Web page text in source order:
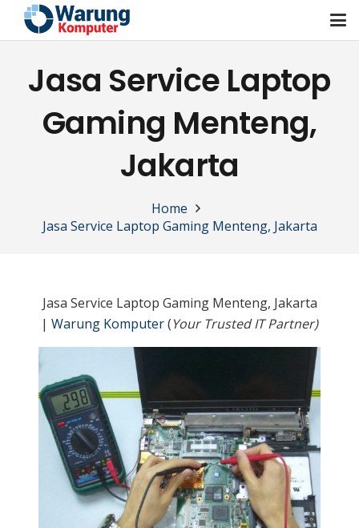
Jasa Service Laptop
Gaming Menteng,
Jakarta
Home
Jasa Service Laptop Gaming Menteng, Jakarta
Jasa Service Laptop Gaming Menteng, Jakarta
| Warung Komputer(Your Trusted IT Partner)